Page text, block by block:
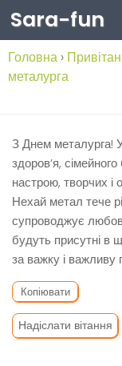
Skip to content
Sara-fun
Головна ›
металурга
З Днем металурга!
здоров’я,
настрою, творчих і
Нехай метал тече
супроводжує
будуть присутні в
за важку і важливу
Копіювати
Надіслати вітання